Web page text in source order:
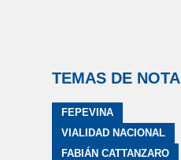
TEMAS DE NOTA
FEPEVINA
VIALIDAD NACIONAL
FABIÁN CATTANZARO